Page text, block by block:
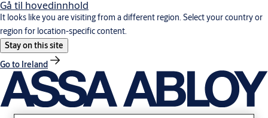
Gå til hovedinnhold
It looks like you are visiting from a different region. Select your country or
region for location-specific content.
Stay on this site
Go to Ireland